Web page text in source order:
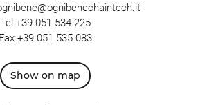
Tel +39 051 534 225
Fax +39 051 535 083
Show on map